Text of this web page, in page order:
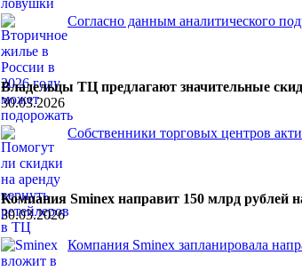
Согласно данным аналитического
Владельцы ТЦ предлагают значительные
30.03.2026
Собственники торговых центров
Компания Sminex направит 150 млрд рублей
30.03.2026
Компания Sminex запланировала